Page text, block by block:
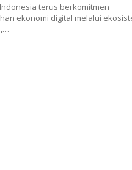
Indonesia terus berkomitmen
ekonomi digital melalui